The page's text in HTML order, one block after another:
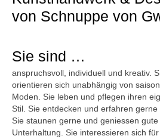
von Schnuppe von
Sie sind …
anspruchsvoll, individuell und kreativ.
orientieren sich unabhängig von
Moden. Sie leben und pflegen ihren
Stil. Sie entdecken und erfahren gerne
Sie staunen gerne und geniessen gute
Unterhaltung. Sie interessieren sich für